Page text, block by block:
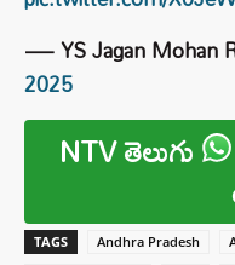
— YS Jagan Mohan
2025
NTV తెలుగు
TAGS Andhra Pradesh